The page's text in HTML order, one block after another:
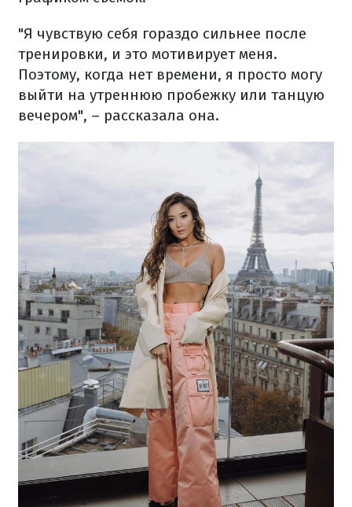
"Я чувствую себя гораздо сильнее после
тренировки, и это мотивирует меня.
Поэтому, когда нет времени, я просто могу
выйти на утреннюю пробежку или танцую
вечером", – рассказала она.